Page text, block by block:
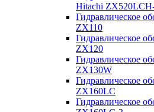
Hitachi
Гидравлическое
ZX110
Гидравлическое
ZX120
Гидравлическое
ZX130W
Гидравлическое
ZX160LC
Гидравлическое